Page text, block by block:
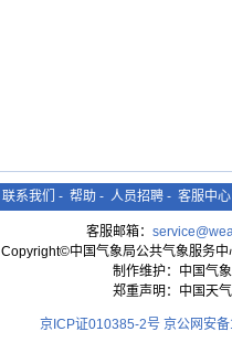
联系我们 - 帮助 - 人员招聘 - 客服中心
客服邮箱：
Copyright©中国气象局公共气象服务
制作维护：中国气
郑重声明：中国天
京ICP证010385-2号 京公网安